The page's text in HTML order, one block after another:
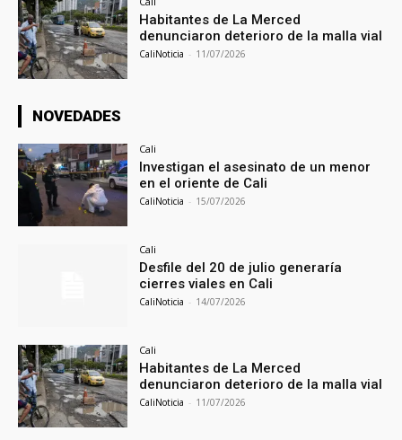
Habitantes de La Merced
denunciaron deterioro de la malla vial
CaliNoticia - 11/07/2026
NOVEDADES
Cali
Investigan el asesinato de un menor
en el oriente de Cali
CaliNoticia - 15/07/2026
Cali
Desfile del 20 de julio generaría
cierres viales en Cali
CaliNoticia - 14/07/2026
Cali
Habitantes de La Merced
denunciaron deterioro de la malla vial
CaliNoticia - 11/07/2026